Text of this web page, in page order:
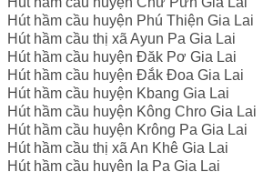
Hút hầm cầu huyện Phú Thiện Gia Lai
Hút hầm cầu thị xã Ayun Pa Gia Lai
Hút hầm cầu huyện Đăk Pơ Gia Lai
Hút hầm cầu huyện Đắk Đoa Gia Lai
Hút hầm cầu huyện Kbang Gia Lai
Hút hầm cầu huyện Kông Chro Gia Lai
Hút hầm cầu huyện Krông Pa Gia Lai
Hút hầm cầu thị xã An Khê Gia Lai
Hút hầm cầu huyện Ia Pa Gia Lai